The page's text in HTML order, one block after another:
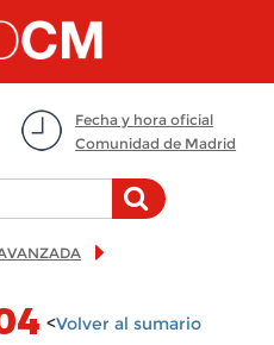
Fecha y hora oficial
Comunidad de Madrid
<Volver al sumario